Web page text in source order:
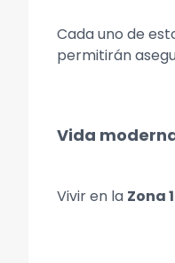
Cada uno de
permitirán
Vida
Vivir en la Zona